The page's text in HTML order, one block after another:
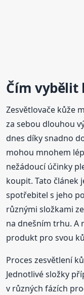
Čím vybělit
Zesvětlovače kůže
za sebou dlouhou
dnes díky snadno
mohou mnohem
nežádoucí účinky
koupit. Tato článek
spotřebitel s jeho
různými složkami
na dnešním trhu. A
produkt pro svou
Proces zesvětlení
Jednotlivé složky
v různých fázích